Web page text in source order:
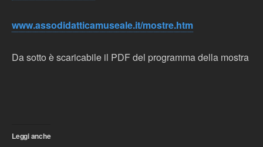
www.assodidatticamuseale.it/mostre.htm
Da sotto è scaricabile il PDF del programma della mostra
Leggi anche